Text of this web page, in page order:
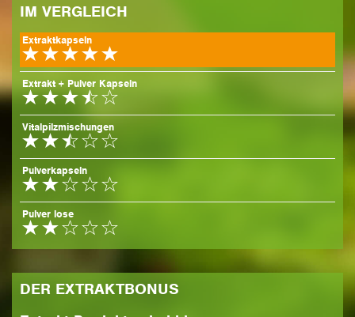
IM VER­GLEICH
Extraktkapseln
Extrakt + Pulver Kapseln
Vitalpilzmischungen
Pulverkapseln
Pulver lose
DER EX­TRAKT­BO­NUS